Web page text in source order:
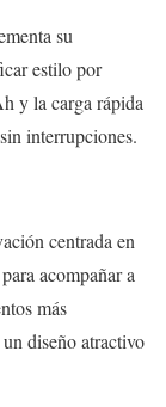
su
estilo por
y la carga rápida
interrupciones.
centrada en
acompañar a
más
diseño atractivo